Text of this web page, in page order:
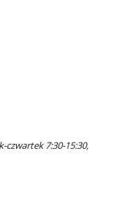
czwartek 7:30-15:30,